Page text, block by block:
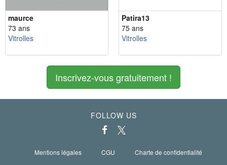
maurce
73 ans
Vitrolles
Patira13
75 ans
Vitrolles
Inscrivez-vous gratuitement !
FOLLOW US
Mentions légales CGU
Charte de confidentialité